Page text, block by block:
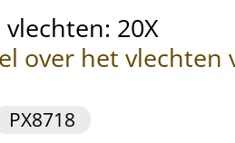
20X
over het vlechten
PX8718